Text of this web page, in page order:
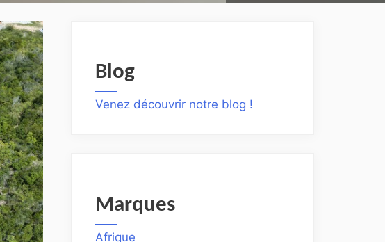
Blog
Venez découvrir notre blog !
Marques
Afrique